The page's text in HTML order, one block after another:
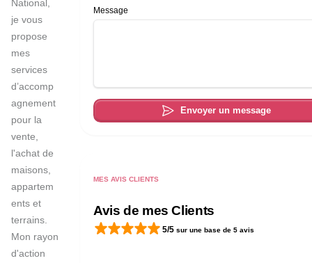
National,
je vous
propose
mes
services
d’accomp
agnement
pour la
vente,
l'achat de
maisons,
appartem
ents et
terrains.
Mon rayon
d'action
Message
Envoyer un message
MES AVIS CLIENTS
Avis de mes Clients
5/5 sur une base de 5 avis